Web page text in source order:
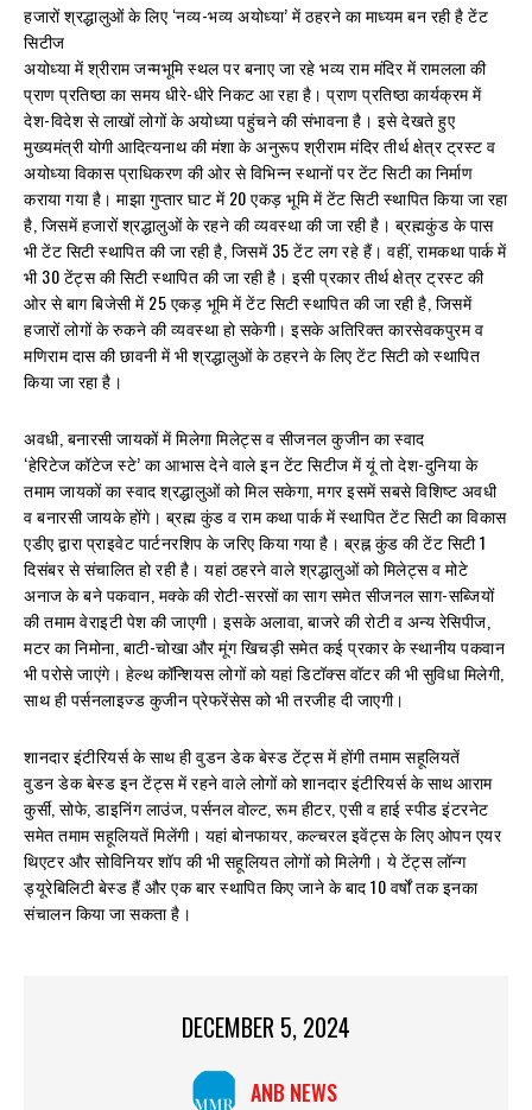
हजारों श्रद्धालुओं के लिए ‘नव्य-भव्य अयोध्या’ में ठहरने का माध्यम बन रही है टेंट
सिटीज
अयोध्या में श्रीराम जन्मभूमि स्थल पर बनाए जा रहे भव्य राम मंदिर में रामलला की
प्राण प्रतिष्ठा का समय धीरे-धीरे निकट आ रहा है। प्राण प्रतिष्ठा कार्यक्रम में
देश-विदेश से लाखों लोगों के अयोध्या पहुंचने की संभावना है। इसे देखते हुए
मुख्यमंत्री योगी आदित्यनाथ की मंशा के अनुरूप श्रीराम मंदिर तीर्थ क्षेत्र ट्रस्ट व
अयोध्या विकास प्राधिकरण की ओर से विभिन्न स्थानों पर टेंट सिटी का निर्माण
कराया गया है। माझा गुप्तार घाट में 20 एकड़ भूमि में टेंट सिटी स्थापित किया जा रहा
है, जिसमें हजारों श्रद्धालुओं के रहने की व्यवस्था की जा रही है। ब्रह्मकुंड के पास
भी टेंट सिटी स्थापित की जा रही है, जिसमें 35 टेंट लग रहे हैं। वहीं, रामकथा पार्क में
भी 30 टेंट्स की सिटी स्थापित की जा रही है। इसी प्रकार तीर्थ क्षेत्र ट्रस्ट की
ओर से बाग बिजेसी में 25 एकड़ भूमि में टेंट सिटी स्थापित की जा रही है, जिसमें
हजारों लोगों के रुकने की व्यवस्था हो सकेगी। इसके अतिरिक्त कारसेवकपुरम व
मणिराम दास की छावनी में भी श्रद्धालुओं के ठहरने के लिए टेंट सिटी को स्थापित
किया जा रहा है।
अवधी, बनारसी जायकों में मिलेगा मिलेट्स व सीजनल कुजीन का स्वाद
‘हेरिटेज कॉटेज स्टे’ का आभास देने वाले इन टेंट सिटीज में यूं तो देश-दुनिया के
तमाम जायकों का स्वाद श्रद्धालुओं को मिल सकेगा, मगर इसमें सबसे विशिष्ट अवधी
व बनारसी जायके होंगे। ब्रह्म कुंड व राम कथा पार्क में स्थापित टेंट सिटी का विकास
एडीए द्वारा प्राइवेट पार्टनरशिप के जरिए किया गया है। ब्रह्न कुंड की टेंट सिटी 1
दिसंबर से संचालित हो रही है। यहां ठहरने वाले श्रद्धालुओं को मिलेट्स व मोटे
अनाज के बने पकवान, मक्के की रोटी-सरसों का साग समेत सीजनल साग-सब्जियों
की तमाम वेराइटी पेश की जाएगी। इसके अलावा, बाजरे की रोटी व अन्य रेसिपीज,
मटर का निमोना, बाटी-चोखा और मूंग खिचड़ी समेत कई प्रकार के स्थानीय पकवान
भी परोसे जाएंगे। हेल्थ कॉन्शियस लोगों को यहां डिटॉक्स वॉटर की भी सुविधा मिलेगी,
साथ ही पर्सनलाइज्ड कुजीन प्रेफरेंसेस को भी तरजीह दी जाएगी।
शानदार इंटीरियर्स के साथ ही वुडन डेक बेस्ड टेंट्स में होंगी तमाम सहूलियतें
वुडन डेक बेस्ड इन टेंट्स में रहने वाले लोगों को शानदार इंटीरियर्स के साथ आराम
कुर्सी, सोफे, डाइनिंग लाउंज, पर्सनल वोल्ट, रूम हीटर, एसी व हाई स्पीड इंटरनेट
समेत तमाम सहूलियतें मिलेंगी। यहां बोनफायर, कल्चरल इवेंट्स के लिए ओपन एयर
थिएटर और सोविनियर शॉप की भी सहूलियत लोगों को मिलेगी। ये टेंट्स लॉन्ग
ड्यूरेबिलिटी बेस्ड हैं और एक बार स्थापित किए जाने के बाद 10 वर्षों तक इनका
संचालन किया जा सकता है।
DECEMBER 5, 2024
ANB NEWS